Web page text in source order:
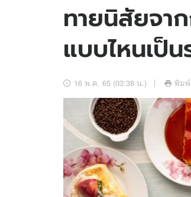
ข่าวบันเทิง
ข่าวกีฬา
ข่าวเศรษฐกิจ
อัปเดตจีน
เช็กข่าวชัวร์
ดาวน์โหลดสนุกแอปฟรี
ทายนิสัยจา
แบบไหนเป็
16 พ.ค. 65 (03:38 น.) พิมพ์